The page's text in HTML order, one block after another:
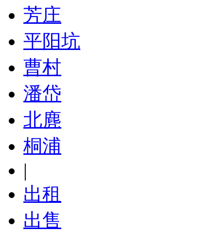
芳庄
平阳坑
曹村
潘岱
北麂
桐浦
|
出租
出售